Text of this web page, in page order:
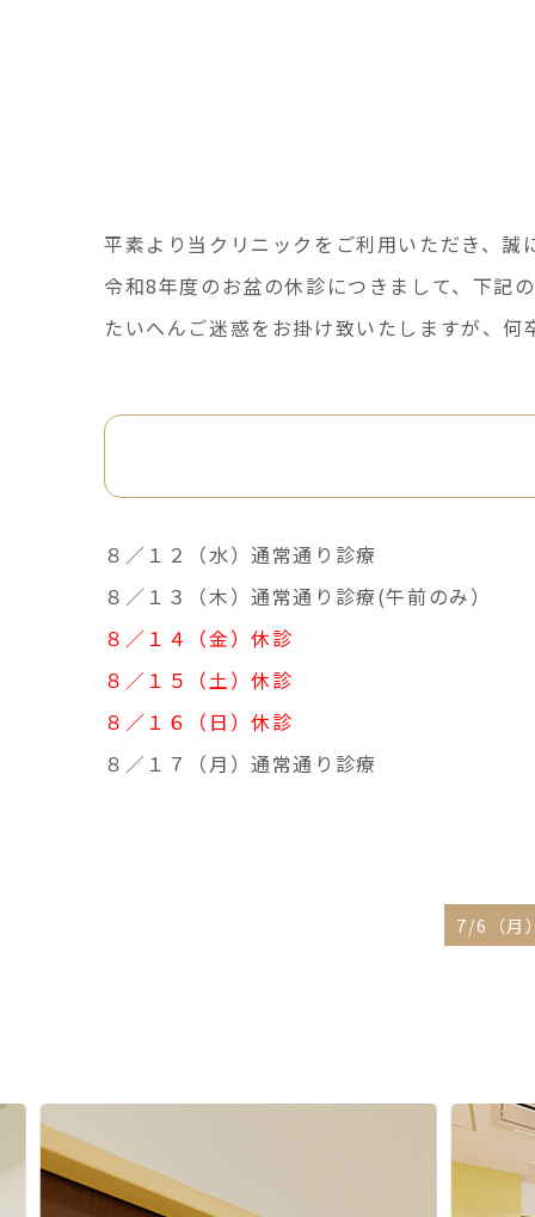
平素より当クリニックをご利用いただき、誠
令和8年度のお盆の休診につきまして、下記
たいへんご迷惑をお掛け致いたしますが、
８／１２（水）通常通り診療
８／１３（木）通常通り診療(午前のみ）
８／１４（金）休診
８／１５（土）休診
８／１６（日）休診
８／１７（月）通常通り診療